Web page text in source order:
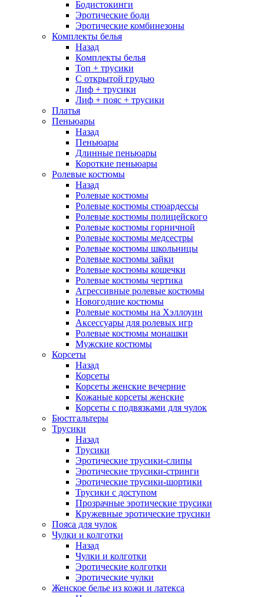
Бодистокинги
Эротические боди
Эротические комбинезоны
Комплекты белья
Назад
Комплекты белья
Топ + трусики
С открытой грудью
Лиф + трусики
Лиф + пояс + трусики
Платья
Пеньюары
Назад
Пеньюары
Длинные пеньюары
Короткие пеньюары
Ролевые костюмы
Назад
Ролевые костюмы
Ролевые костюмы стюардессы
Ролевые костюмы полицейского
Ролевые костюмы горничной
Ролевые костюмы медсестры
Ролевые костюмы школьницы
Ролевые костюмы зайки
Ролевые костюмы кошечки
Ролевые костюмы чертика
Агрессивные ролевые костюмы
Новогодние костюмы
Ролевые костюмы на Хэллоуин
Аксессуары для ролевых игр
Ролевые костюмы монашки
Мужские костюмы
Корсеты
Назад
Корсеты
Корсеты женские вечерние
Кожаные корсеты женские
Корсеты с подвязками для чулок
Бюстгальтеры
Трусики
Назад
Трусики
Эротические трусики-слипы
Эротические трусики-стринги
Эротические трусики-шортики
Трусики с доступом
Прозрачные эротические трусики
Кружевные эротические трусики
Пояса для чулок
Чулки и колготки
Назад
Чулки и колготки
Эротические колготки
Эротические чулки
Женское белье из кожи и латекса